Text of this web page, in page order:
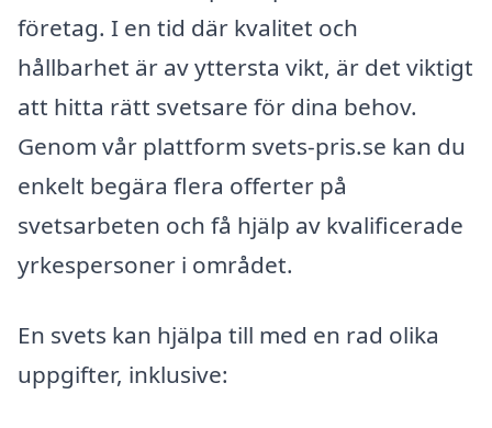
företag. I en tid där kvalitet och
hållbarhet är av yttersta vikt, är det viktigt
att hitta rätt svetsare för dina behov.
Genom vår plattform svets-pris.se kan du
enkelt begära flera offerter på
svetsarbeten och få hjälp av kvalificerade
yrkespersoner i området.
En svets kan hjälpa till med en rad olika
uppgifter, inklusive: